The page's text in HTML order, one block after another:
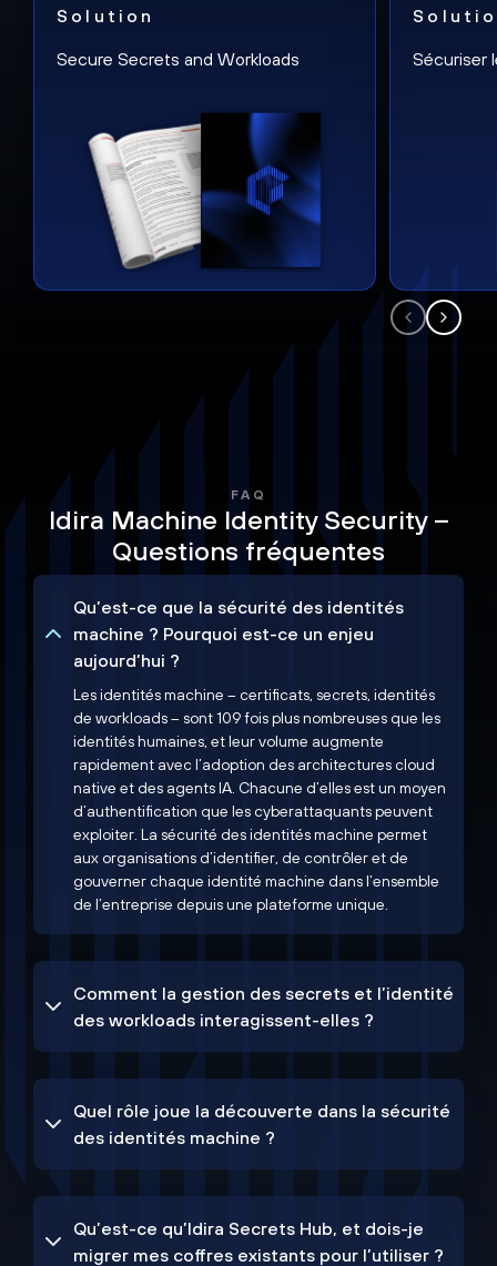
Solution
Secure Secrets and Workloads Sécuriser
FAQ
Idira Machine Identity Security –
Questions fréquentes
Qu’est-ce que la sécurité des identités
machine ? Pourquoi est-ce un enjeu
aujourd’hui ?
Les identités machine – certificats, secrets, identités
de workloads – sont 109 fois plus nombreuses que les
identités humaines, et leur volume augmente
rapidement avec l’adoption des architectures cloud
native et des agents IA. Chacune d’elles est un moyen
d’authentification que les cyberattaquants peuvent
exploiter. La sécurité des identités machine permet
aux organisations d’identifier, de contrôler et de
gouverner chaque identité machine dans l’ensemble
de l’entreprise depuis une plateforme unique.
Comment la gestion des secrets et l’identité
des workloads interagissent-elles ?
Quel rôle joue la découverte dans la sécurité
des identités machine ?
Qu’est-ce qu’Idira Secrets Hub, et dois-je
migrer mes coffres existants pour l’utiliser ?